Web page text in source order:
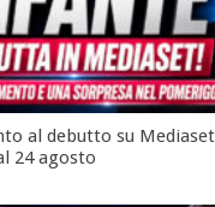
al debutto su
24 agosto